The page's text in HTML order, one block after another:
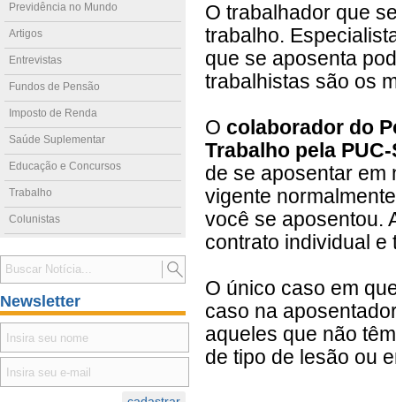
Previdência no Mundo
Artigos
Entrevistas
Fundos de Pensão
Imposto de Renda
Saúde Suplementar
Educação e Concursos
Trabalho
Colunistas
Newsletter
O trabalhador que
trabalho.
que se aposenta
trabalhistas são os
O colaborador do
Trabalho pela
de se aposentar em
vigente
você se aposentou.
contrato individual e
O único caso em
caso na
aqueles que não
de tipo de lesão ou